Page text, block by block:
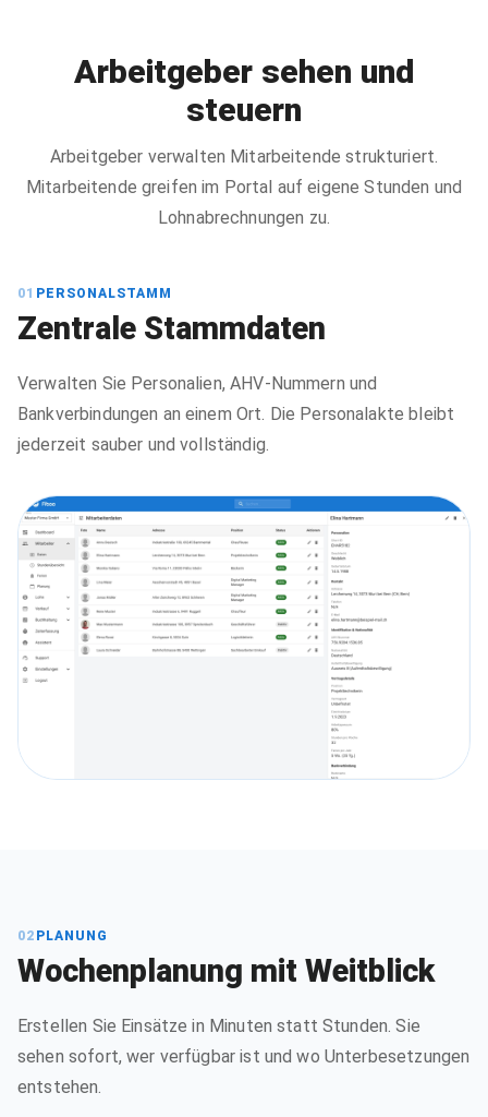
Arbeitgeber sehen und
steuern
Arbeitgeber verwalten Mitarbeitende strukturiert.
Mitarbeitende greifen im Portal auf eigene Stunden und
Lohnabrechnungen zu.
01 PERSONALSTAMM
Zentrale Stammdaten
Verwalten Sie Personalien, AHV-Nummern und
Bankverbindungen an einem Ort. Die Personalakte bleibt
jederzeit sauber und vollständig.
02 PLANUNG
Wochenplanung mit Weitblick
Erstellen Sie Einsätze in Minuten statt Stunden. Sie
sehen sofort, wer verfügbar ist und wo Unterbesetzungen
entstehen.